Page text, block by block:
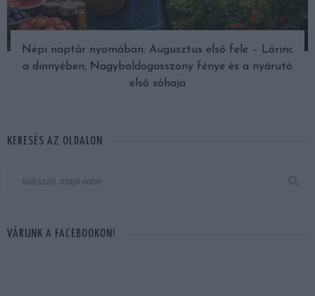
Népi naptár nyomában: Augusztus első fele – Lőrinc
a dinnyében, Nagyboldogasszony fénye és a nyárutó
első sóhaja
KERESÉS AZ OLDALON
VÁRUNK A FACEBOOKON!